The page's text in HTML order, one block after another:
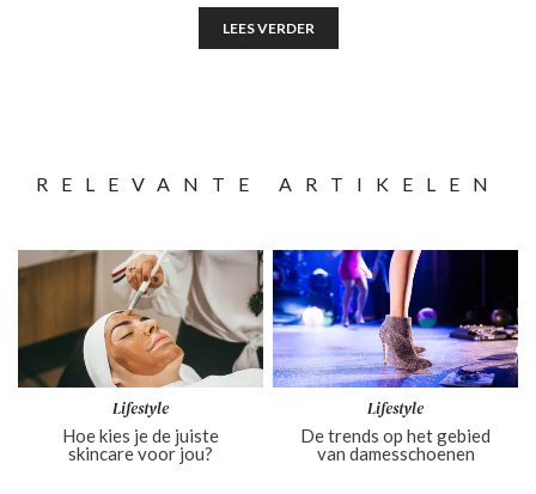
grote gevolgen hebben. In dit artikel zullen we je meer
vertellen over zelfperceptie door allereerst uit te leggen wat
LEES VERDER
RELEVANTE ARTIKELEN
Lifestyle
Hoe kies je de juiste
skincare voor jou?
Lifestyle
De trends op het gebied
van damesschoenen